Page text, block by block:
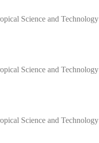
Science and Technology
Science and Technology
Science and Technology